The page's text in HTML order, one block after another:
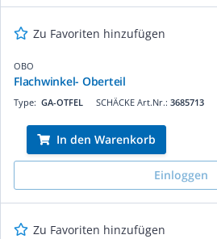
Zu Favoriten hinzufügen
OBO
Flachwinkel- Oberteil
SCHÄCKE Art.Nr.: 3685713
Type: GA-OTFEL
In den Warenkorb
Einloggen
Zu Favoriten hinzufügen